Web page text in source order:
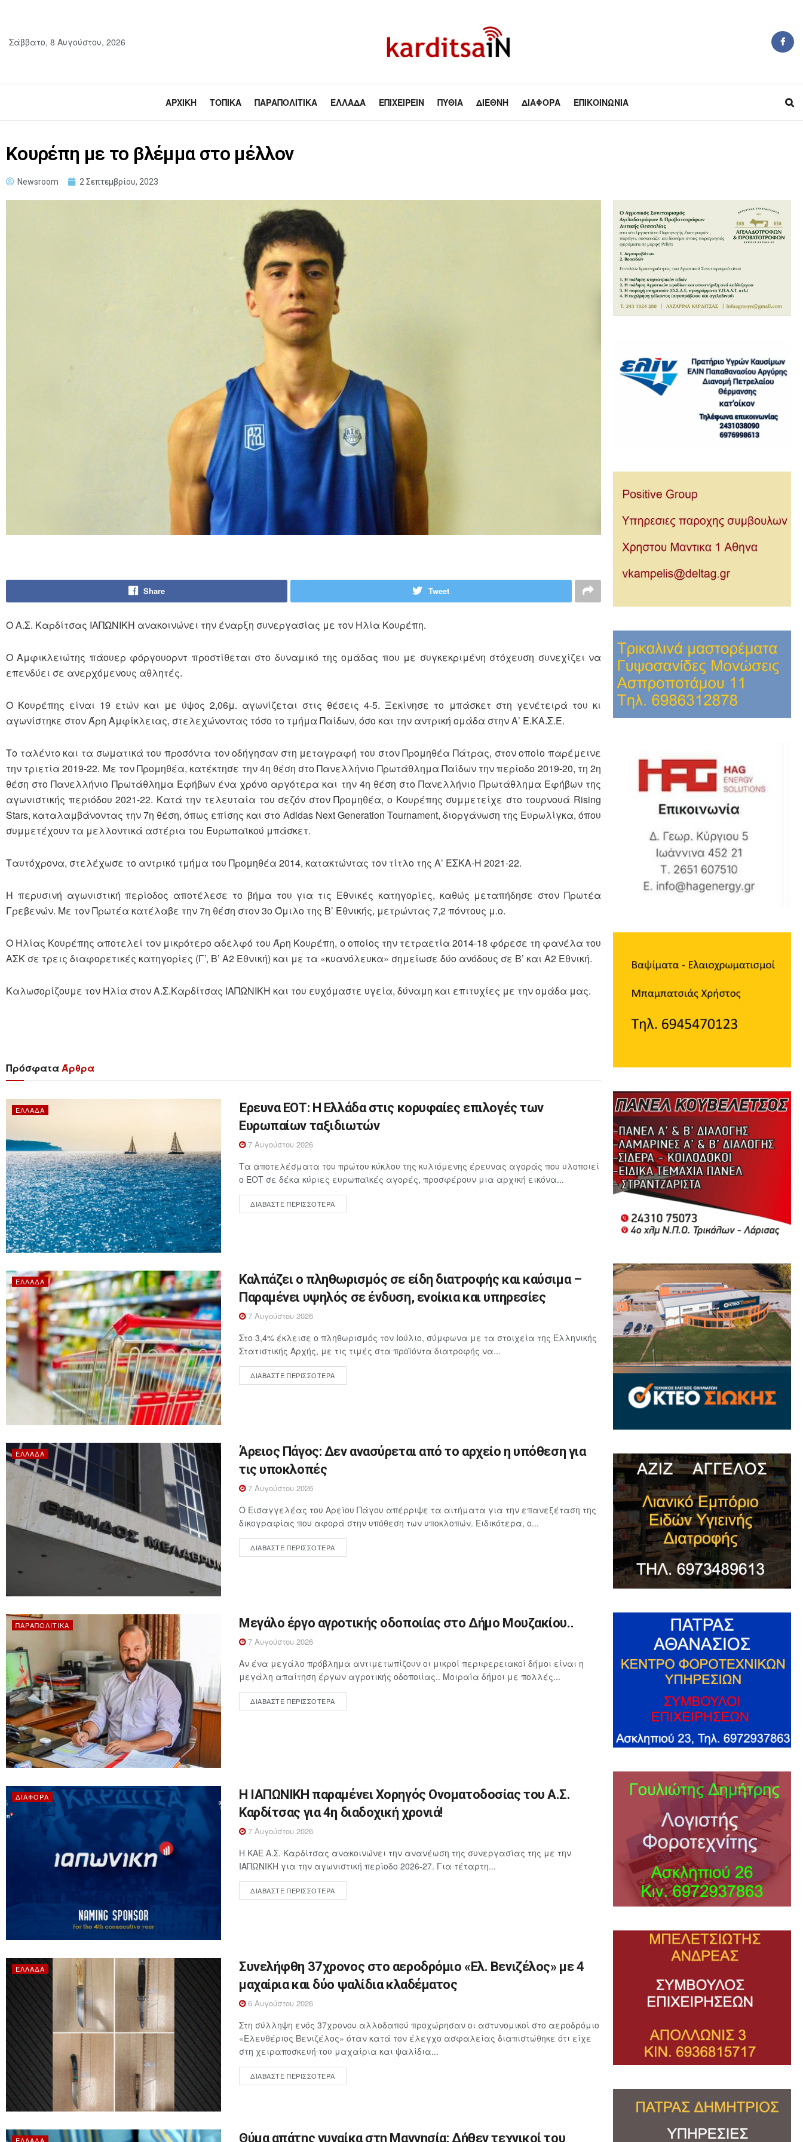
Σάββατο, 8 Αυγούστου, 2026
ΑΡΧΙΚΉ ΤΟΠΙΚΆ ΠΑΡΑΠΟΛΙΤΙΚΆ ΕΛΛΆΔΑ ΕΠΙΧΕΙΡΕΊΝ ΠΥΘΊΑ ΔΙΕΘΝΉ ΔΙΆΦΟΡΑ ΕΠΙΚΟΙΝΩΝΊΑ
Κουρέπη με το βλέμμα στο μέλλον
Newsroom 2 Σεπτεμβρίου, 2023
Share Tweet
Ο Α.Σ. Καρδίτσας ΙΑΠΩΝΙΚΗ ανακοινώνει την έναρξη συνεργασίας με τον Ηλία Κουρέπη.
Ο Αμφικλειώτης πάουερ φόργουορντ προστίθεται στο δυναμικό της ομάδας που με συγκεκριμένη στόχευση συνεχίζει να
επενδύει σε ανερχόμενους αθλητές.
Ο Κουρέπης είναι 19 ετών και με ύψος 2,06μ. αγωνίζεται στις θέσεις 4-5. Ξεκίνησε το μπάσκετ στη γενέτειρά του κι
αγωνίστηκε στον Άρη Αμφίκλειας, στελεχώνοντας τόσο το τμήμα Παίδων, όσο και την αντρική ομάδα στην Α’ Ε.ΚΑ.Σ.Ε.
Το ταλέντο και τα σωματικά του προσόντα τον οδήγησαν στη μεταγραφή του στον Προμηθέα Πάτρας, στον οποίο παρέμεινε
την τριετία 2019-22. Με τον Προμηθέα, κατέκτησε την 4η θέση στο Πανελλήνιο Πρωτάθλημα Παίδων την περίοδο 2019-20, τη 2η
θέση στο Πανελλήνιο Πρωτάθλημα Εφήβων ένα χρόνο αργότερα και την 4η θέση στο Πανελλήνιο Πρωτάθλημα Εφήβων της
αγωνιστικής περιόδου 2021-22. Κατά την τελευταία του σεζόν στον Προμηθέα, ο Κουρέπης συμμετείχε στο τουρνουά Rising
Stars, καταλαμβάνοντας την 7η θέση, όπως επίσης και στο Adidas Next Generation Tournament, διοργάνωση της Ευρωλίγκα, όπου
συμμετέχουν τα μελλοντικά αστέρια του Ευρωπαϊκού μπάσκετ.
Ταυτόχρονα, στελέχωσε το αντρικό τμήμα του Προμηθέα 2014, κατακτώντας τον τίτλο της Α’ ΕΣΚΑ-Η 2021-22.
Η περυσινή αγωνιστική περίοδος αποτέλεσε το βήμα του για τις Εθνικές κατηγορίες, καθώς μεταπήδησε στον Πρωτέα
Γρεβενών. Με τον Πρωτέα κατέλαβε την 7η θέση στον 3ο Όμιλο της Β’ Εθνικής, μετρώντας 7,2 πόντους μ.ο.
Ο Ηλίας Κουρέπης αποτελεί τον μικρότερο αδελφό του Άρη Κουρέπη, ο οποίος την τετραετία 2014-18 φόρεσε τη φανέλα του
ΑΣΚ σε τρεις διαφορετικές κατηγορίες (Γ’, Β’ Α2 Εθνική) και με τα «κυανόλευκα» σημείωσε δύο ανόδους σε Β’ και Α2 Εθνική.
Καλωσορίζουμε τον Ηλία στον Α.Σ.Καρδίτσας ΙΑΠΩΝΙΚΗ και του ευχόμαστε υγεία, δύναμη και επιτυχίες με την ομάδα μας.
ΠρόσφαταΆρθρα
ΕΛΛΆΔΑ
Έρευνα ΕΟΤ: Η Ελλάδα στις κορυφαίες επιλογές των
Ευρωπαίων ταξιδιωτών
7 Αυγούστου 2026
Τα αποτελέσματα του πρώτου κύκλου της κυλιόμενης έρευνας αγοράς που υλοποιεί
ο ΕΟΤ σε δέκα κύριες ευρωπαϊκές αγορές, προσφέρουν μια αρχική εικόνα...
ΔΙΑΒΆΣΤΕ ΠΕΡΙΣΣΌΤΕΡΑ
ΕΛΛΆΔΑ
Καλπάζει ο πληθωρισμός σε είδη διατροφής και καύσιμα –
Παραμένει υψηλός σε ένδυση, ενοίκια και υπηρεσίες
7 Αυγούστου 2026
Στο 3,4% έκλεισε ο πληθωρισμός τον Ιούλιο, σύμφωνα με τα στοιχεία της Ελληνικής
Στατιστικής Αρχής, με τις τιμές στα προϊόντα διατροφής να...
ΔΙΑΒΆΣΤΕ ΠΕΡΙΣΣΌΤΕΡΑ
ΕΛΛΆΔΑ
Άρειος Πάγος: Δεν ανασύρεται από το αρχείο η υπόθεση για
τις υποκλοπές
7 Αυγούστου 2026
Ο Εισαγγελέας του Αρείου Πάγου απέρριψε τα αιτήματα για την επανεξέταση της
δικογραφίας που αφορά στην υπόθεση των υποκλοπών. Ειδικότερα, ο...
ΔΙΑΒΆΣΤΕ ΠΕΡΙΣΣΌΤΕΡΑ
ΠΑΡΑΠΟΛΙΤΙΚΆ Μεγάλο έργο αγροτικής οδοποιίας στο Δήμο Μουζακίου..
7 Αυγούστου 2026
Αν ένα μεγάλο πρόβλημα αντιμετωπίζουν οι μικροί περιφερειακοί δήμοι είναι η
μεγάλη απαίτηση έργων αγροτικής οδοποιίας.. Μοιραία δήμοι με πολλές...
ΔΙΑΒΆΣΤΕ ΠΕΡΙΣΣΌΤΕΡΑ
ΔΙΆΦΟΡΑ
Η ΙΑΠΩΝΙΚΗ παραμένει Χορηγός Ονοματοδοσίας του Α.Σ.
Καρδίτσας για 4η διαδοχική χρονιά!
7 Αυγούστου 2026
Η ΚΑΕ Α.Σ. Καρδίτσας ανακοινώνει την ανανέωση της συνεργασίας της με την
ΙΑΠΩΝΙΚΗ για την αγωνιστική περίοδο 2026-27. Για τέταρτη...
ΔΙΑΒΆΣΤΕ ΠΕΡΙΣΣΌΤΕΡΑ
ΕΛΛΆΔΑ
Συνελήφθη 37χρονος στο αεροδρόμιο «Ελ. Βενιζέλος» με 4
μαχαίρια και δύο ψαλίδια κλαδέματος
6 Αυγούστου 2026
Στη σύλληψη ενός 37χρονου αλλοδαπού προχώρησαν οι αστυνομικοί στο αεροδρόμιο
«Ελευθέριος Βενιζέλος» όταν κατά τον έλεγχο ασφαλείας διαπιστώθηκε ότι είχε
στη χειραποσκευή του μαχαίρια και ψαλίδια...
ΔΙΑΒΆΣΤΕ ΠΕΡΙΣΣΌΤΕΡΑ
Θύμα απάτης γυναίκα στη Μαγνησία: Δήθεν τεχνικοί του